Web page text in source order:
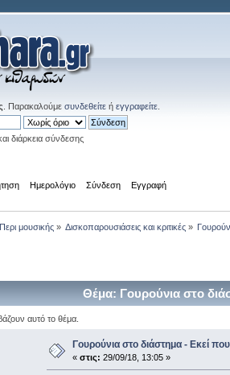
. Παρακαλούμε συνδεθείτε ή εγγραφείτε
διάρκεια σύνδεσης
Ημερολόγιο Σύνδεση Εγγραφή
Περι μουσικής» Δισκοπαρουσιάσεις και κριτικές»
Θέμα: Γουρούνια στο
αυτό το θέμα.
Γουρούνια στο διάστημα - Εκεί
« στις: 29/09/18, 13:05 »